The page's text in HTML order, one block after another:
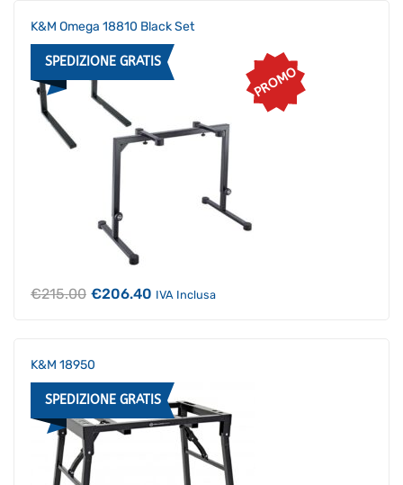
K&M Omega 18810 Black Set
SPEDIZIONE GRATIS
PROMO
€215.00 Il
€206.40 IlIVA Inclusa
K&M 18950
SPEDIZIONE GRATIS